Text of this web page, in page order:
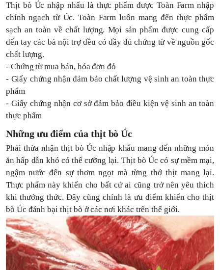
Thịt bò Úc nhập nhẩu là thực phẩm được Toàn Farm nhập
chính ngạch từ Úc. Toàn Farm luôn mang đến thực phẩm
sạch an toàn về chất lượng. Mọi sản phẩm được cung cấp
đến tay các bà nội trợ đều có đầy đủ chứng từ về nguồn gốc
chất lượng.
- Chứng từ mua bán, hóa đơn đỏ
- Giấy chứng nhận đảm bảo chất lượng vệ sinh an toàn thực
phẩm
- Giấy chứng nhận cơ sở đảm bảo điều kiện vệ sinh an toàn
thực phẩm
Những ưu điểm của thịt bò Úc
Phải thừa nhận thịt bò Úc nhập khẩu mang đến những món
ăn hấp dẫn khó có thể cưỡng lại. Thịt bò Úc có sự mềm mại,
ngậm nước đến sự thơm ngọt mà từng thớ thịt mang lại.
Thực phẩm này khiến cho bất cứ ai cũng trở nên yêu thích
khi thưởng thức. Đây cũng chính là ưu điểm khiến cho thịt
bò Úc đánh bại thịt bò ở các nơi khác trên thế giới.